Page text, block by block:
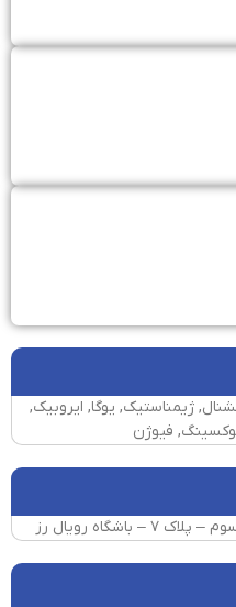
ژیمناستیک, یوگا, ایروبیک,
فیوژن
رویال رز